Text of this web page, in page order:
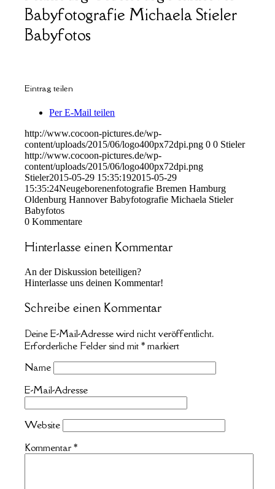
Babyfotografie Michaela Stieler
Babyfotos
Eintrag teilen
Per E-Mail teilen
http://www.cocoon-pictures.de/wp-
content/uploads/2015/06/logo400px72dpi.png 0 0 Stieler
http://www.cocoon-pictures.de/wp-
content/uploads/2015/06/logo400px72dpi.png
Stieler2015-05-29 15:35:192015-05-29
15:35:24Neugeborenenfotografie Bremen Hamburg
Oldenburg Hannover Babyfotografie Michaela Stieler
Babyfotos
0 Kommentare
Hinterlasse einen Kommentar
An der Diskussion beteiligen?
Hinterlasse uns deinen Kommentar!
Schreibe einen Kommentar
Deine E-Mail-Adresse wird nicht veröffentlicht.
Erforderliche Felder sind mit* markiert
Name
E-Mail-Adresse
Website
Kommentar*